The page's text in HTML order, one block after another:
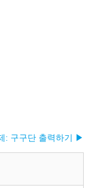
: 구구단 출력하기 ▶︎